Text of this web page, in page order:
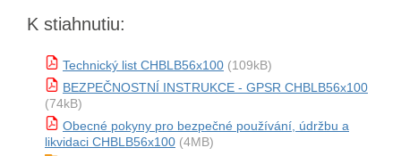
K stiahnutiu:
Technický list CHBLB56x100 (109kB)
BEZPEČNOSTNÍ INSTRUKCE - GPSR CHBLB56x100
(74kB)
Obecné pokyny pro bezpečné používání, údržbu a
likvidaci CHBLB56x100 (4MB)